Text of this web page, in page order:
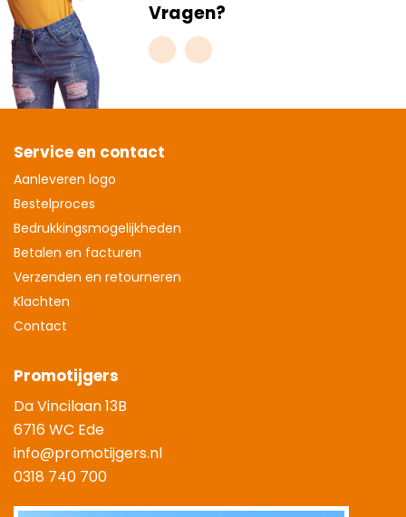
Vragen?
Service en contact
Aanleveren logo
Bestelproces
Bedrukkingsmogelijkheden
Betalen en facturen
Verzenden en retourneren
Klachten
Contact
Promotijgers
Da Vincilaan 13B
6716 WC Ede
info@promotijgers.nl
0318 740 700